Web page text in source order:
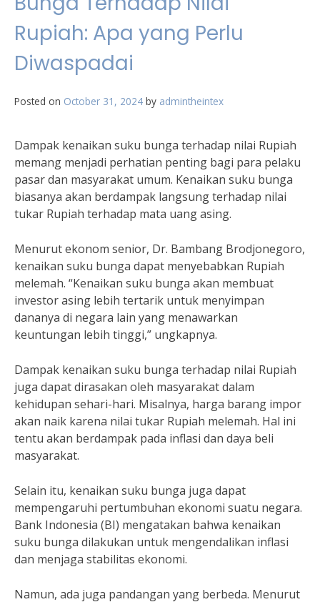
Rupiah: Apa yang Perlu
Diwaspadai
Posted on October 31, 2024 by admintheintex
Dampak kenaikan suku bunga terhadap nilai Rupiah
memang menjadi perhatian penting bagi para pelaku
pasar dan masyarakat umum. Kenaikan suku bunga
biasanya akan berdampak langsung terhadap nilai
tukar Rupiah terhadap mata uang asing.
Menurut ekonom senior, Dr. Bambang Brodjonegoro,
kenaikan suku bunga dapat menyebabkan Rupiah
melemah. “Kenaikan suku bunga akan membuat
investor asing lebih tertarik untuk menyimpan
dananya di negara lain yang menawarkan
keuntungan lebih tinggi,” ungkapnya.
Dampak kenaikan suku bunga terhadap nilai Rupiah
juga dapat dirasakan oleh masyarakat dalam
kehidupan sehari-hari. Misalnya, harga barang impor
akan naik karena nilai tukar Rupiah melemah. Hal ini
tentu akan berdampak pada inflasi dan daya beli
masyarakat.
Selain itu, kenaikan suku bunga juga dapat
mempengaruhi pertumbuhan ekonomi suatu negara.
Bank Indonesia (BI) mengatakan bahwa kenaikan
suku bunga dilakukan untuk mengendalikan inflasi
dan menjaga stabilitas ekonomi.
Namun, ada juga pandangan yang berbeda. Menurut